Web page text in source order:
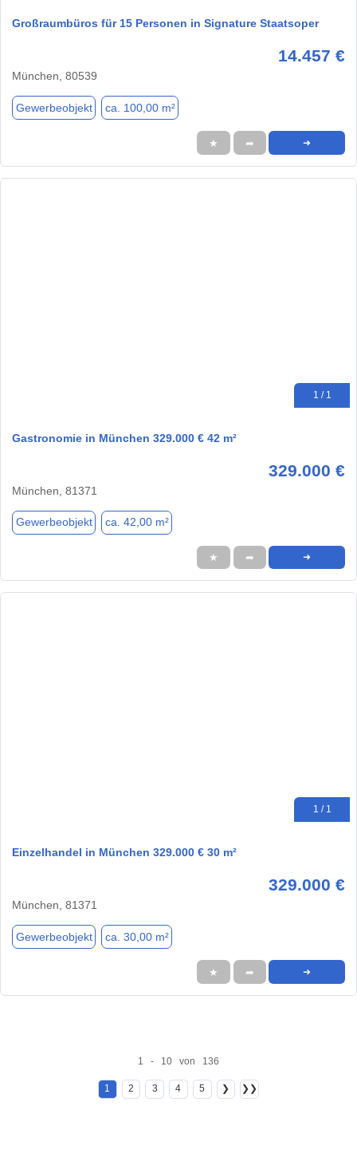
Großraumbüros für 15 Personen in Signature Staatsoper
14.457 €
München, 80539
Gewerbeobjekt ca. 100,00 m²
★ ➦ ➜
1 / 1
Gastronomie in München 329.000 € 42 m²
329.000 €
München, 81371
Gewerbeobjekt ca. 42,00 m²
★ ➦ ➜
1 / 1
Einzelhandel in München 329.000 € 30 m²
329.000 €
München, 81371
Gewerbeobjekt ca. 30,00 m²
★ ➦ ➜
1 - 10 von 136
1 2 3 4 5 ❯ ❯❯